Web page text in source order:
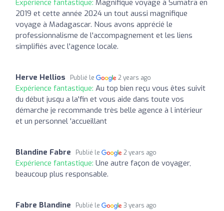
Expérience fantastique: Magnifique voyage à Sumatra en
2019 et cette année 2024 un tout aussi magnifique
voyage à Madagascar. Nous avons apprécié le
professionnalisme de l'accompagnement et les liens
simplifiés avec l'agence locale.
Herve Hellios Publié le 2 years ago
Expérience fantastique: Au top bien reçu vous êtes suivit
du début jusqu a la'fin et vous aide dans toute vos
démarche je recommande très belle agence à l intérieur
et un personnel 'accueillant
Blandine Fabre Publié le 2 years ago
Expérience fantastique: Une autre façon de voyager,
beaucoup plus responsable.
Fabre Blandine Publié le 3 years ago